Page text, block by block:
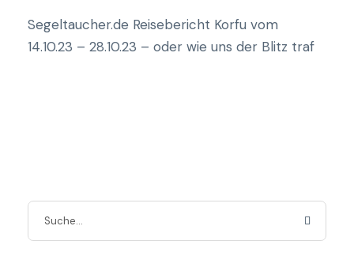
Segeltaucher.de Reisebericht Korfu vom
14.10.23 – 28.10.23 – oder wie uns der Blitz traf